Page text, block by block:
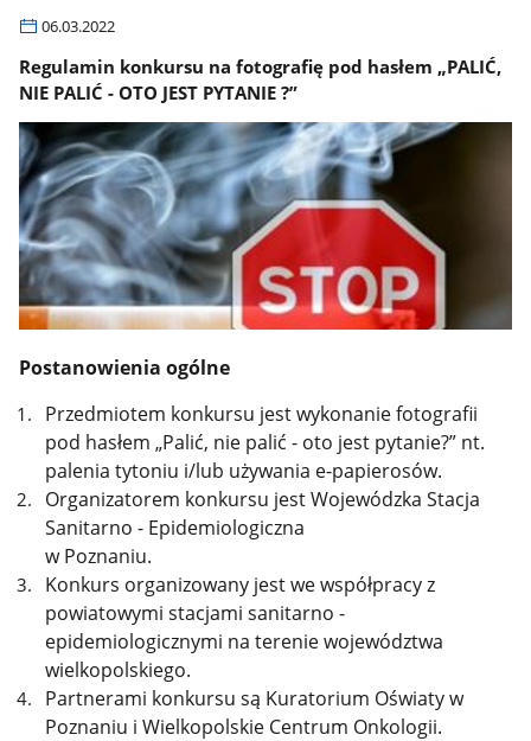
06.03.2022
Regulamin konkursu na fotografię pod hasłem „PALIĆ,
NIE PALIĆ - OTO JEST PYTANIE ?”
Postanowienia ogólne
Przedmiotem konkursu jest wykonanie fotografii
pod hasłem „Palić, nie palić - oto jest pytanie?” nt.
palenia tytoniu i/lub używania e-papierosów.
Organizatorem konkursu jest Wojewódzka Stacja
Sanitarno - Epidemiologiczna
w Poznaniu.
Konkurs organizowany jest we współpracy z
powiatowymi stacjami sanitarno -
epidemiologicznymi na terenie województwa
wielkopolskiego.
Partnerami konkursu są Kuratorium Oświaty w
Poznaniu i Wielkopolskie Centrum Onkologii.